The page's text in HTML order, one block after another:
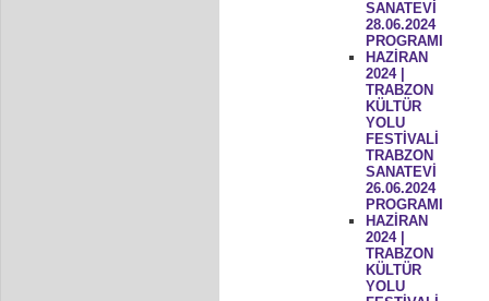
SANATEVİ
28.06.2024
PROGRAMI
HAZİRAN
2024 |
TRABZON
KÜLTÜR
YOLU
FESTİVALİ
TRABZON
SANATEVİ
26.06.2024
PROGRAMI
HAZİRAN
2024 |
TRABZON
KÜLTÜR
YOLU